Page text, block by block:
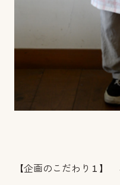
【企画のこだわり 1 】